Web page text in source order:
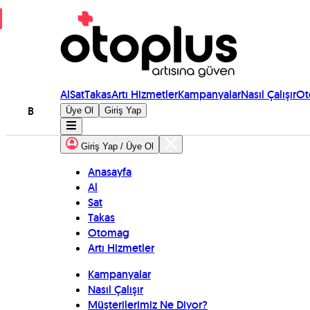
AlSatTakasArtı HizmetlerKampanyalarNasıl Çalışır
Üye Ol Giriş Yap
Giriş Yap / Üye Ol
Anasayfa
Al
Sat
Takas
Otomag
Artı Hizmetler
Kampanyalar
Nasıl Çalışır
Müşterilerimiz Ne Diyor?
B